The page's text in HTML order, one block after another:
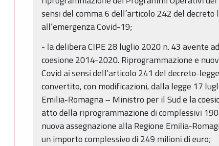
sensi del comma 6 dell’articolo 242 del
all’emergenza Covid-19;
- la delibera CIPE 28 luglio 2020 n. 43 avente
coesione 2014-2020. Riprogrammazione e
Covid ai sensi dell’articolo 241 del decreto-
convertito, con modificazioni, dalla legge 17
Emilia-Romagna – Ministro per il Sud e la
atto della riprogrammazione di complessivi
nuova assegnazione alla Regione Emilia-
un importo complessivo di 249 milioni di euro;